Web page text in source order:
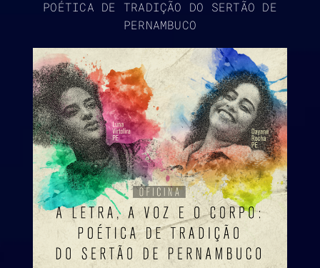
POÉTICA DE TRADIÇÃO DO SERTÃO DE
PERNAMBUCO